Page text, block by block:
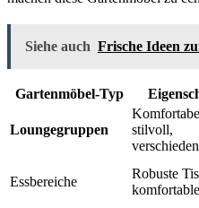
Siehe auch Frische Ideen
Gartenmöbel-Typ
Loungegruppen
stilvoll,
Essbereiche
Robuste